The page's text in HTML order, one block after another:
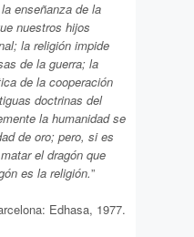
enseñanza de la
nuestros hijos
la religión impide
de la guerra; la
de la cooperación
doctrinas del
la humanidad se
de oro; pero, si es
el dragón que
es la religión.”
Edhasa, 1977.